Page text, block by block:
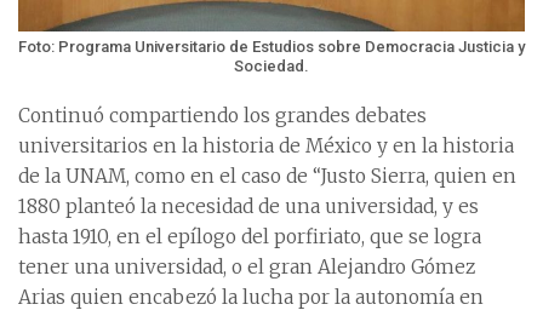
Foto: Programa Universitario de Estudios sobre Democracia Justicia y
Sociedad.
Continuó compartiendo los grandes debates
universitarios en la historia de México y en la historia
de la UNAM, como en el caso de “Justo Sierra, quien en
1880 planteó la necesidad de una universidad, y es
hasta 1910, en el epílogo del porfiriato, que se logra
tener una universidad, o el gran Alejandro Gómez
Arias quien encabezó la lucha por la autonomía en